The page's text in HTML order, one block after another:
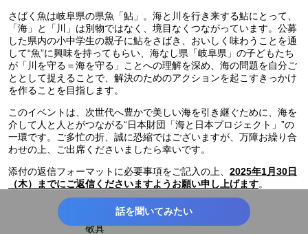
さばく魚は岐阜県の県魚「鮎」。海と川を行き来する鮎にとって、
「海」と「川」は別物ではなく、境目なくつながっています。公募
した県内の小中学生の親子に鮎をさばき、おいしく味わうことを通
して“魚”に興味を持ってもらい、海なし県「岐阜県」の子どもたち
が「川を守る＝海を守る」ことへの理解を深め、海の問題を自分ご
ととして捉えることで、解決のためのアクションを起こすきっかけ
を作ることを目指します。
このイベントは、次世代へ豊かで美しい海を引き継ぐために、海を
介して人と人とがつながる“日本財団「海と日本プロジェクト」”の
一環です。ご多忙の折、誠に恐縮ではございますが、万障お繰り合
わせの上、ご出席くださいましたら幸いです。
添付の返信フォーマットに必要事項をご記入の上、 2025年1月30日
（木）までにご返信くださいますようお願い申し上げます。
敬具
話を聞いてみたい